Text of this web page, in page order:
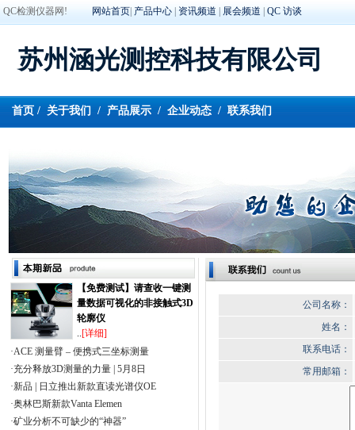
QC检测仪器网! 网站首页 产品中心 资讯频道 展会频道 QC 访谈
苏州涵光测控科技有限公司
首页 / 关于我们 / 产品展示 / 企业动态 / 联系我们
【免费测试】请查收一键测
量数据可视化的非接触式3D
轮廓仪
..[详细]
·ACE 测量臂 – 便携式三坐标测量
·充分释放3D测量的力量 | 5月8日
·新品 | 日立推出新款直读光谱仪OE
·奥林巴斯新款Vanta Elemen
·矿业分析不可缺少的“神器”
公司名称：
姓名：
联系电话：
常用邮箱：